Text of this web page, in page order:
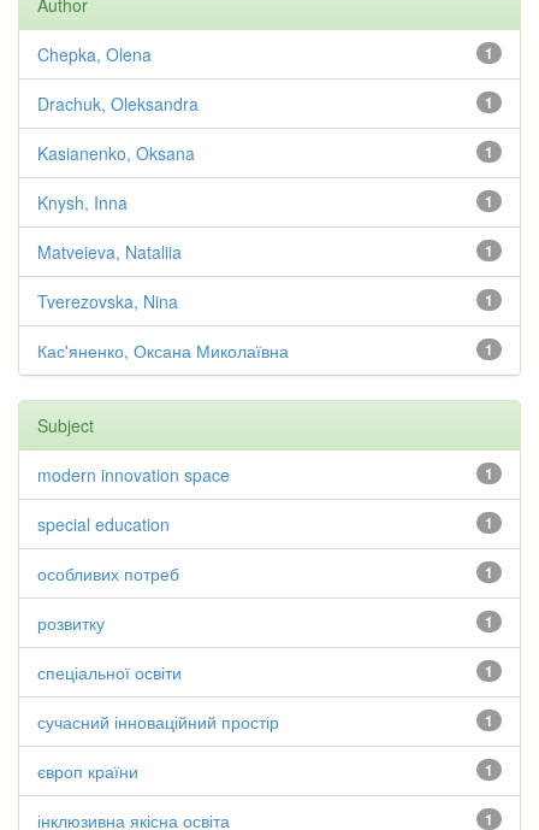
Author
1
Chepka, Olena
1
Drachuk, Oleksandra
1
Kasianenko, Oksana
1
Knysh, Inna
1
Matveieva, Nataliia
1
Tverezovska, Nina
1
Кас'яненко, Оксана Миколаївна
Subject
1
modern innovation space
1
special education
1
особливих потреб
1
розвитку
1
спеціальної освіти
1
сучасний інноваційний простір
1
європ країни
1
інклюзивна якісна освіта